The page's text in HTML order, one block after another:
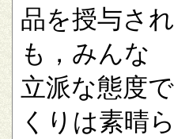
品を授与さ
も，みんな
立派な態度
くりは素晴